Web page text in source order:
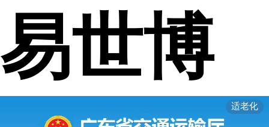
易世博
适老化